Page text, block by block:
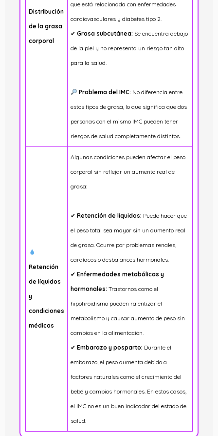
Distribución
de la grasa
corporal
que está relacionada con enfermedades
cardiovasculares y diabetes tipo 2.
✔ Grasa subcutánea: Se encuentra debajo
de la piel y no representa un riesgo tan alto
para la salud.
Problema del IMC: No diferencia entre
estos tipos de grasa, lo que significa que dos
personas con el mismo IMC pueden tener
riesgos de salud completamente distintos.
Retención
de líquidos
y
condiciones
médicas
Algunas condiciones pueden afectar el peso
corporal sin reflejar un aumento real de
grasa:
✔ Retención de líquidos: Puede hacer que
el peso total sea mayor sin un aumento real
de grasa. Ocurre por problemas renales,
cardíacos o desbalances hormonales.
✔ Enfermedades metabólicas y
hormonales: Trastornos como el
hipotiroidismo pueden ralentizar el
metabolismo y causar aumento de peso sin
cambios en la alimentación.
✔ Embarazo y posparto: Durante el
embarazo, el peso aumenta debido a
factores naturales como el crecimiento del
bebé y cambios hormonales. En estos casos,
el IMC no es un buen indicador del estado de
salud.